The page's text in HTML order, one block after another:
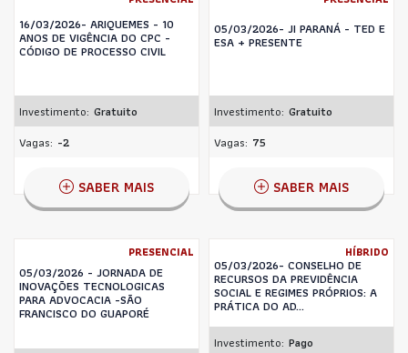
16/03/2026- ARIQUEMES - 10
ANOS DE VIGÊNCIA DO CPC -
CÓDIGO DE PROCESSO CIVIL
Investimento: Gratuito
Vagas: -2
SABER MAIS
05/03/2026- JI PARANÁ - TED E
ESA + PRESENTE
Investimento: Gratuito
Vagas: 75
SABER MAIS
PRESENCIAL
05/03/2026 - JORNADA DE
INOVAÇÕES TECNOLOGICAS
PARA ADVOCACIA -SÃO
FRANCISCO DO GUAPORÉ
HÍBRIDO
05/03/2026- CONSELHO DE
RECURSOS DA PREVIDÊNCIA
SOCIAL E REGIMES PRÓPRIOS: A
PRÁTICA DO AD...
Investimento: Pago